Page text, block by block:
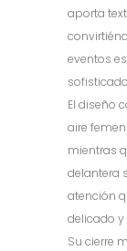
aporta
eventos
El diseño
aire
mientras
delantera
atención
delicado
Su cierre